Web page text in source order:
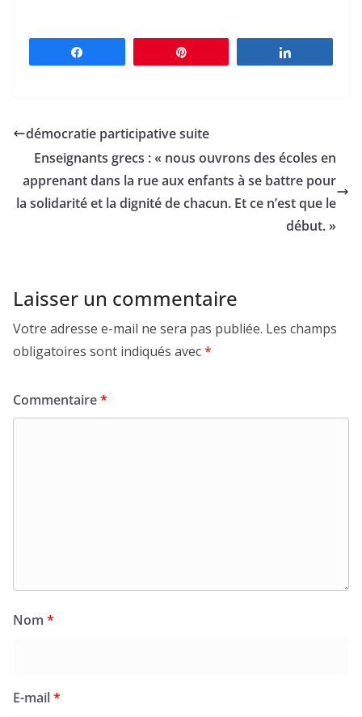
démocratie participative suite
Enseignants grecs : « nous ouvrons des écoles en
apprenant dans la rue aux enfants à se battre pour
la solidarité et la dignité de chacun. Et ce n’est que le
début. »
Laisser un commentaire
Votre adresse e-mail ne sera pas publiée. Les champs
obligatoires sont indiqués avec*
Commentaire*
Nom *
E-mail*